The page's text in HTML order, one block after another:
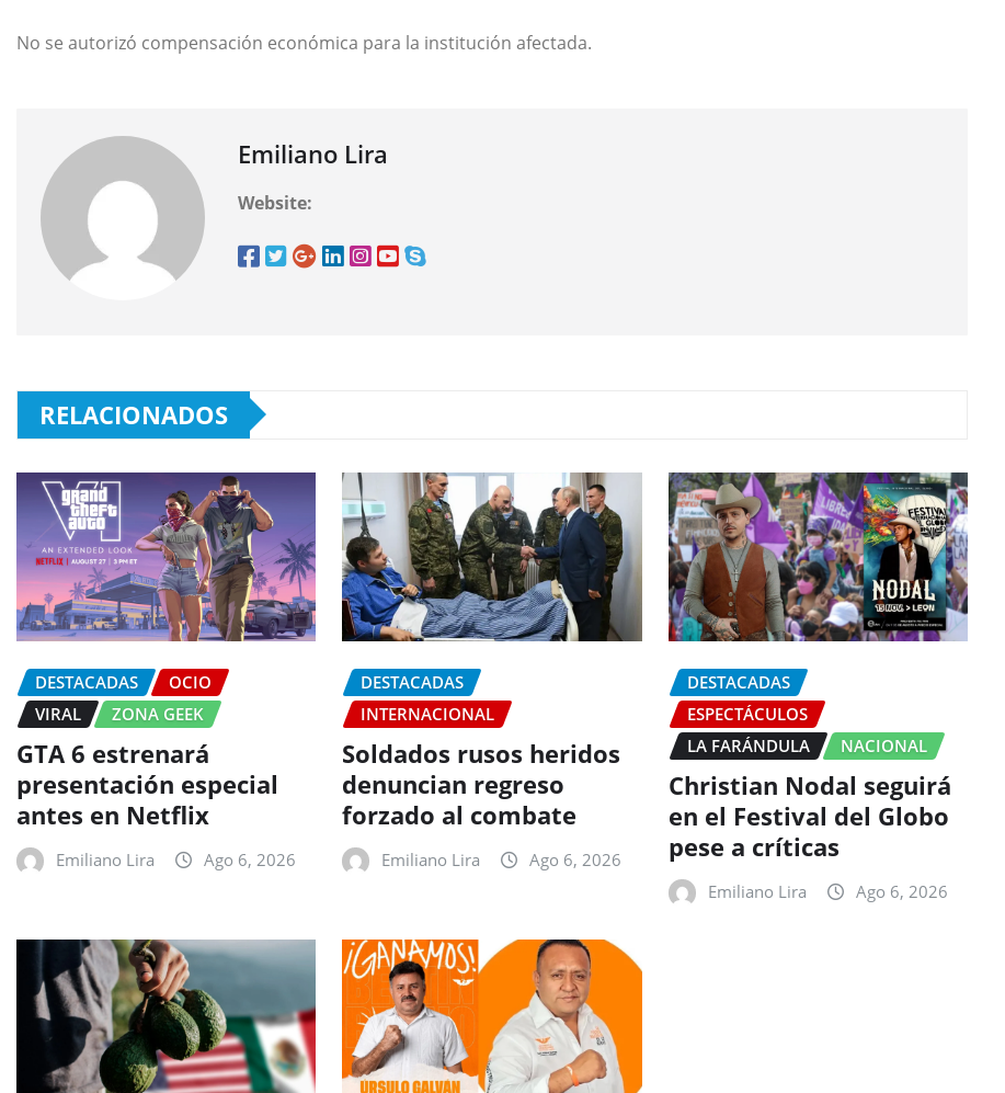
No se autorizó compensación económica para la institución afectada.
Emiliano Lira
Website:
RELACIONADOS
DESTACADAS
OCIO
VIRAL
ZONA GEEK
GTA 6 estrenará
presentación especial
antes en Netflix
Emiliano Lira Ago 6, 2026
DESTACADAS
INTERNACIONAL
Soldados rusos heridos
denuncian regreso
forzado al combate
Emiliano Lira Ago 6, 2026
DESTACADAS
ESPECTÁCULOS
LA FARÁNDULA
NACIONAL
Christian Nodal seguirá
en el Festival del Globo
pese a críticas
Emiliano Lira Ago 6, 2026